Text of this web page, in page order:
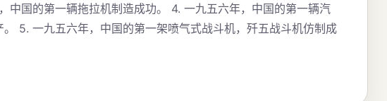
中国的第一辆拖拉机制造成功。 4. 一九五六年，中国的第一辆汽
5. 一九五六年，中国的第一架喷气式战斗机，歼五战斗机仿制成